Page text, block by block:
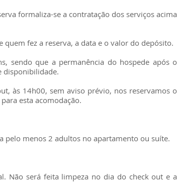
formaliza-se a contratação dos serviços acima
fez a reserva, a data e o valor do depósito.
sendo que a permanência do hospede após o
disponibilidade.
às 14h00, sem aviso prévio, nos reservamos o
esta acomodação.
pelo menos 2 adultos no apartamento ou suíte.
Não será feita limpeza no dia do check out e a